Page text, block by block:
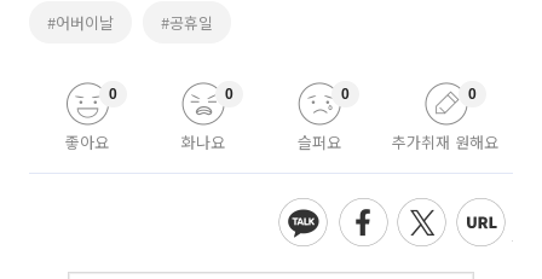
#어버이날 #공휴일
좋아요
0
화나요
0
슬퍼요
0
추가취재 원해요
0